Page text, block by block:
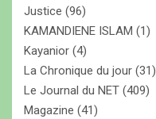
Justice (96)
KAMANDIENE ISLAM (1)
Kayanior (4)
La Chronique du jour (31)
Le Journal du NET (409)
Magazine (41)